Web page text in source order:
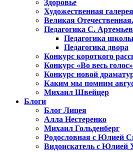
Здоровье
Художественная
Великая
Педагогика С.
Педагогика школы
Педагогика двора
Конкурс короткого
Конкурс «Во весь голос»
Конкурс новой
Каким мы помним
Михаил Швейцер
Блоги
Блог Лицея
Алла Нестеренко
Михаил Гольденберг
Родословная с Юлией
Видоискатель с